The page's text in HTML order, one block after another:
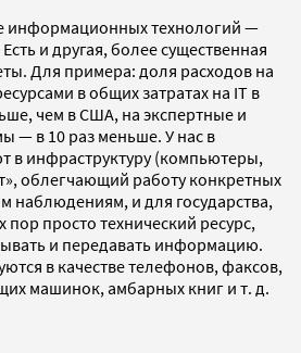
информационных технологий —
и другая, более существенная
Для примера: доля расходов на
в общих затратах на IT в
чем в США, на экспертные и
— в 10 раз меньше. У нас в
в инфраструктуру (компьютеры,
облегчающий работу конкретных
наблюдениям, и для государства,
пор просто технический ресурс,
и передавать информацию.
в качестве телефонов, факсов,
машинок, амбарных книг и т. д.